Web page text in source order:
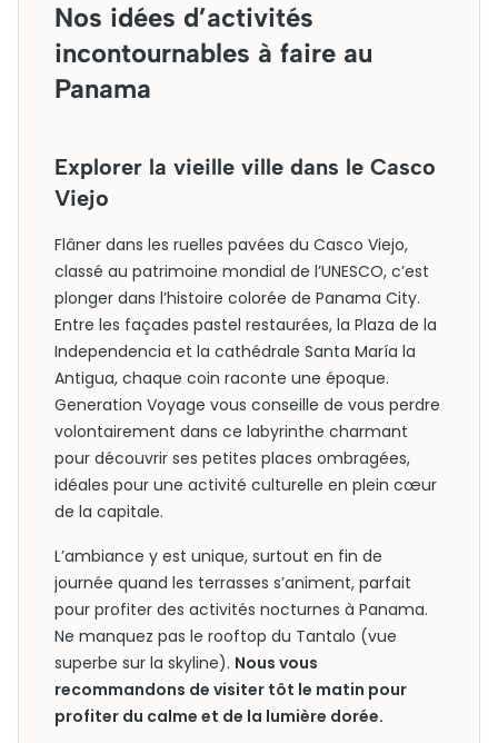
Nos idées d’activités
incontournables à faire au
Panama
Explorer la vieille ville dans le Casco
Viejo
Flâner dans les ruelles pavées du Casco Viejo,
classé au patrimoine mondial de l’UNESCO, c’est
plonger dans l’histoire colorée de Panama City.
Entre les façades pastel restaurées, la Plaza de la
Independencia et la cathédrale Santa María la
Antigua, chaque coin raconte une époque.
Generation Voyage vous conseille de vous perdre
volontairement dans ce labyrinthe charmant
pour découvrir ses petites places ombragées,
idéales pour une activité culturelle en plein cœur
de la capitale.
L’ambiance y est unique, surtout en fin de
journée quand les terrasses s’animent, parfait
pour profiter des activités nocturnes à Panama.
Ne manquez pas le rooftop du Tantalo (vue
superbe sur la skyline). Nous vous
recommandons de visiter tôt le matin pour
profiter du calme et de la lumière dorée.